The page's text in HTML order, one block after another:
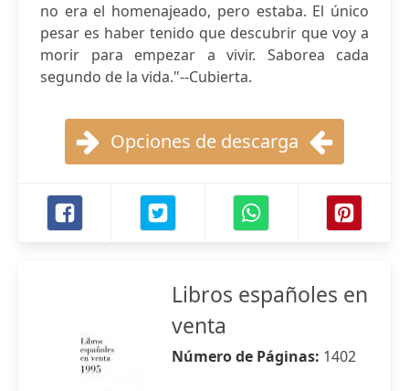
no era el homenajeado, pero estaba. El único
pesar es haber tenido que descubrir que voy a
morir para empezar a vivir. Saborea cada
segundo de la vida."--Cubierta.
Opciones de descarga
Libros españoles en
venta
Número de Páginas: 1402